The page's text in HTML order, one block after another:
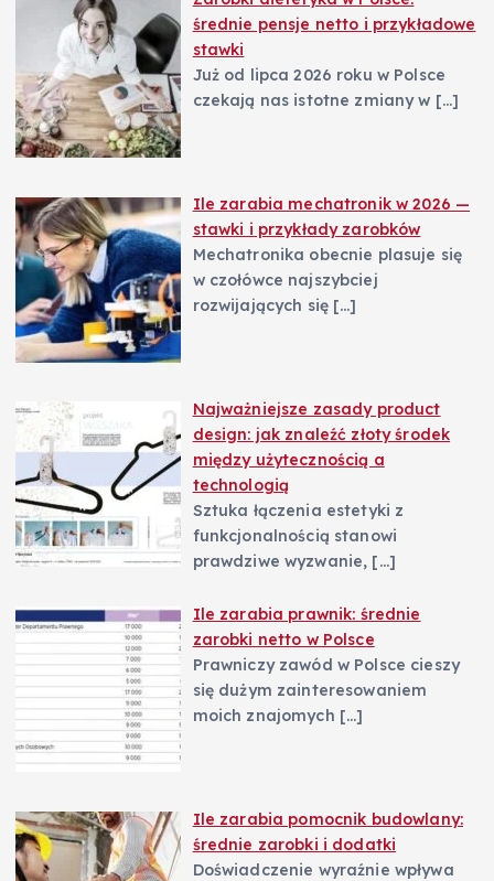
średnie pensje netto i przykładowe
stawki
Już od lipca 2026 roku w Polsce
czekają nas istotne zmiany w […]
Ile zarabia mechatronik w 2026 —
stawki i przykłady zarobków
Mechatronika obecnie plasuje się
w czołówce najszybciej
rozwijających się […]
Najważniejsze zasady product
design: jak znaleźć złoty środek
między użytecznością a
technologią
Sztuka łączenia estetyki z
funkcjonalnością stanowi
prawdziwe wyzwanie, […]
Ile zarabia prawnik: średnie
zarobki netto w Polsce
Prawniczy zawód w Polsce cieszy
się dużym zainteresowaniem
moich znajomych […]
Ile zarabia pomocnik budowlany:
średnie zarobki i dodatki
Doświadczenie wyraźnie wpływa